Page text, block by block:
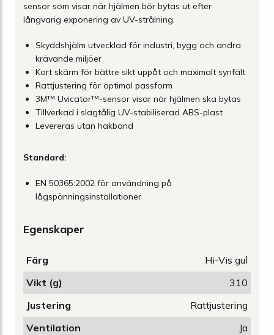
sensor som visar när hjälmen bör bytas ut efter
långvarig exponering av UV-strålning.
Skyddshjälm utvecklad för industri, bygg och andra
krävande miljöer
Kort skärm för bättre sikt uppåt och maximalt synfält
Rattjustering för optimal passform
3M™ Uvicator™-sensor visar när hjälmen ska bytas
Tillverkad i slagtålig UV-stabiliserad ABS-plast
Levereras utan hakband
Standard:
EN 50365:2002 för användning på
lågspänningsinstallationer
Egenskaper
Färg
Hi-Vis gul
Vikt (g)
310
Justering
Rattjustering
Ventilation
Ja